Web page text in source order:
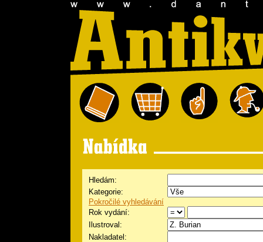
Hledám:
Kategorie:
Pokročilé vyhledávání
Rok vydání:
Ilustroval:
Nakladatel: